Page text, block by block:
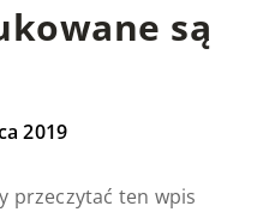
są
2019
przeczytać ten wpis